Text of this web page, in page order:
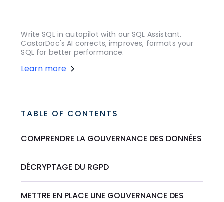
Write SQL in autopilot with our SQL Assistant.
CastorDoc's AI corrects, improves, formats your
SQL for better performance.
Learn more
TABLE OF CONTENTS
COMPRENDRE LA GOUVERNANCE DES DONNÉES
DÉCRYPTAGE DU RGPD
METTRE EN PLACE UNE GOUVERNANCE DES